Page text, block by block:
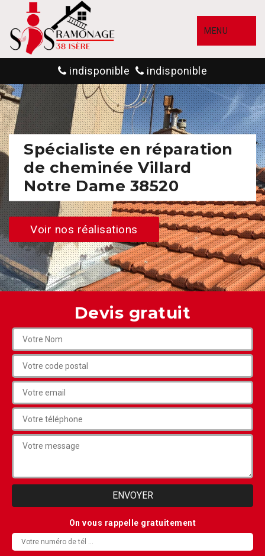
MENU
indisponible indisponible
Spécialiste en réparation
de cheminée Villard
Notre Dame 38520
Voir nos réalisations
Devis gratuit
On vous rappelle gratuitement